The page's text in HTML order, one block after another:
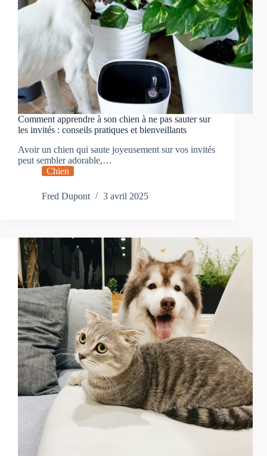
Comment apprendre à son chien à ne pas sauter sur
les invités : conseils pratiques et bienveillants
Avoir un chien qui saute joyeusement sur vos invités
peut sembler adorable,…
Chien
Fred Dupont 3 avril 2025